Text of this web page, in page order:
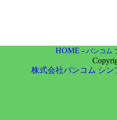
HOME - バンコム
株式会社バンコム シン